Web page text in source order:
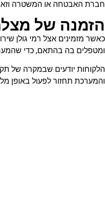
חברת האבטחה או המשטרה
הזמנה של
כאשר מזמינים אצל רמי גולן
ומטפלים בה בהתאם, כדי
הלקוחות יודעים שבמקרה של
והמערכת תחזור לפעול באופן